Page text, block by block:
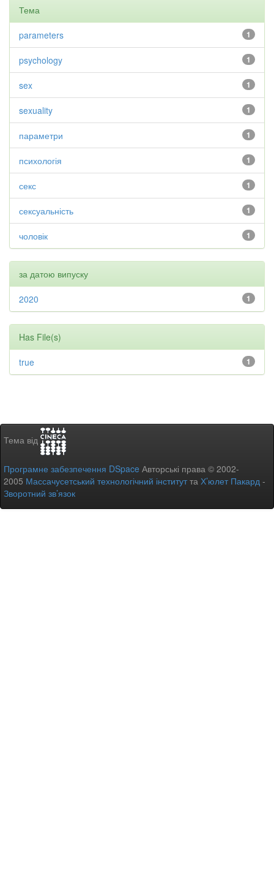
Тема
1
parameters
1
psychology
1
sex
1
sexuality
1
параметри
1
психологія
1
секс
1
сексуальність
1
чоловік
за датою випуску
1
2020
Has File(s)
1
true
Тема від
Програмне забезпечення DSpace Авторські права © 2002-
2005 Массачусетський технологічний інститутта Х’юлет Пакард -
Зворотний зв’язок